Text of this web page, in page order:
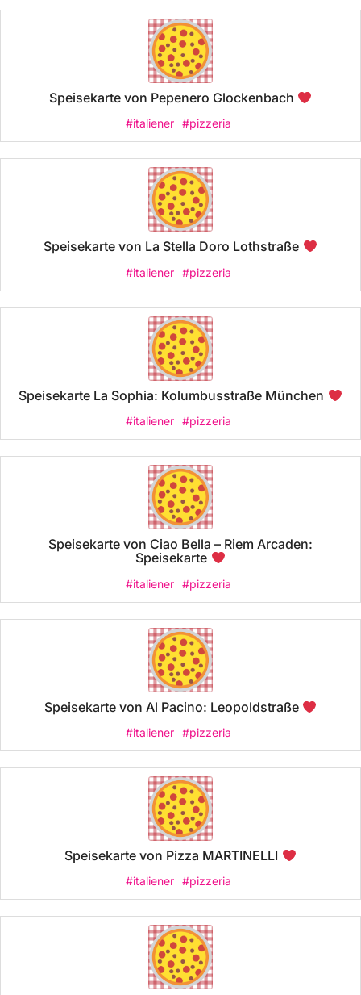
Speisekarte von Pepenero Glockenbach
#italiener #pizzeria
Speisekarte von La Stella Doro Lothstraße
#italiener #pizzeria
Speisekarte La Sophia: Kolumbusstraße München
#italiener #pizzeria
Speisekarte von Ciao Bella – Riem Arcaden:
Speisekarte
#italiener #pizzeria
Speisekarte von Al Pacino: Leopoldstraße
#italiener #pizzeria
Speisekarte von Pizza MARTINELLI
#italiener #pizzeria